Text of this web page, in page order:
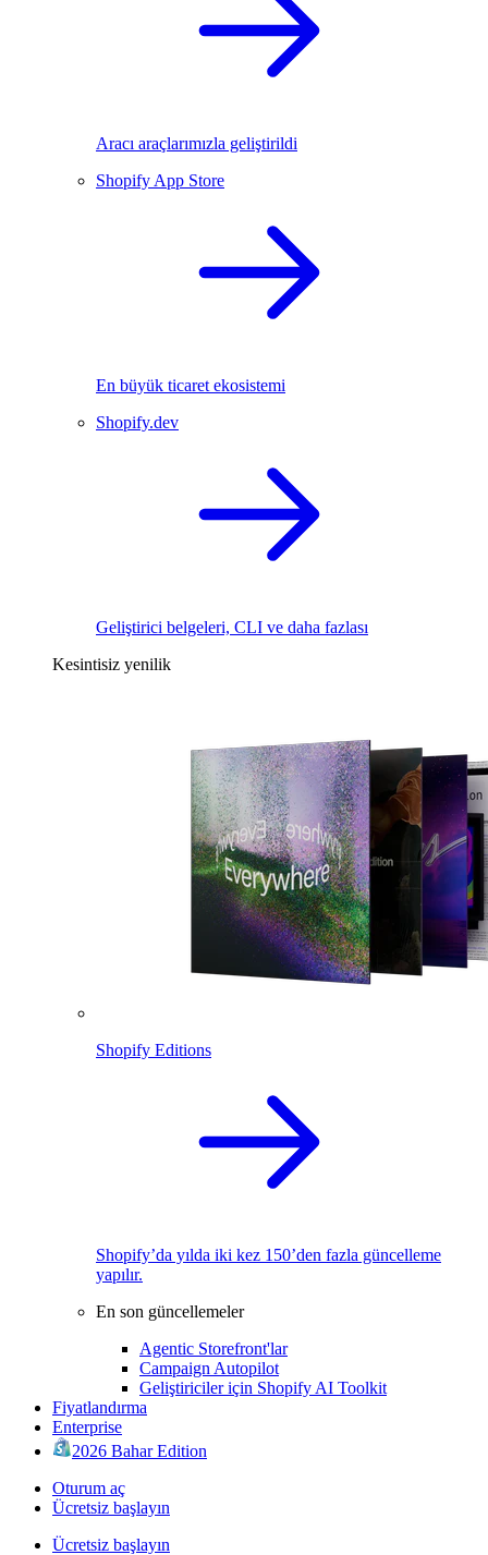
Aracı araçlarımızla geliştirildi
Shopify App Store
En büyük ticaret ekosistemi
Shopify.dev
Geliştirici belgeleri, CLI ve daha fazlası
Kesintisiz yenilik
Shopify Editions
Shopify’da yılda iki kez 150’den fazla güncelleme
yapılır.
En son güncellemeler
Agentic Storefront'lar
Campaign Autopilot
Geliştiriciler için Shopify AI Toolkit
Fiyatlandırma
Enterprise
2026 Bahar Edition
Oturum aç
Ücretsiz başlayın
Ücretsiz başlayın